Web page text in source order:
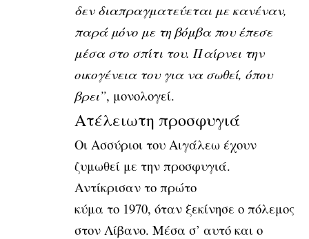
δεν διαπραγματεύεται με κανέναν,
παρά μόνο με τη βόμβα πουέπεσε
μέσα στο σπίτι του. Παίρνει την
οικογένεια του για να σωθεί, όπου
βρει”, μονολογεί.
Ατέλειωτη προσφυγιά
Οι Ασσύριοι του Αιγάλεω έχουν
ζυμωθεί με την προσφυγιά.
Αντίκρισαν το πρώτο
κύμα το 1970, όταν ξεκίνησε ο πόλεμος
στον Λίβανο. Μέσα σ’ αυτό και ο